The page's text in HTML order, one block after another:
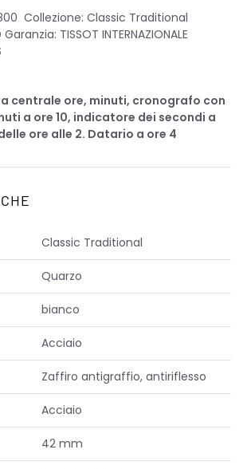
Collezione: Classic Traditional
TISSOT INTERNAZIONALE
centrale ore, minuti, cronografo con
a ore 10, indicatore dei secondi a
ore alle 2. Datario a ore 4
Classic Traditional
Quarzo
bianco
Acciaio
Zaffiro antigraffio, antiriflesso
Acciaio
42 mm